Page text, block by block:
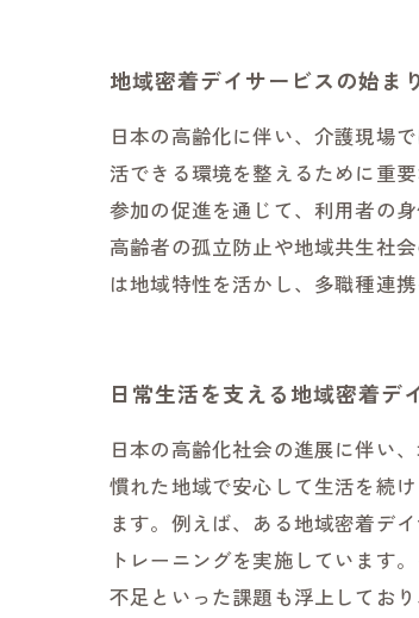
地域密着デイサービスの始ま
日本の高齢化に伴い、介護現場
活できる環境を整えるために重
参加の促進を通じて、利用者の
高齢者の孤立防止や地域共生社
は地域特性を活かし、多職種連
日常生活を支える地域密着デ
日本の高齢化社会の進展に伴い
慣れた地域で安心して生活を続
ます。例えば、ある地域密着デ
トレーニングを実施しています
不足といった課題も浮上してお